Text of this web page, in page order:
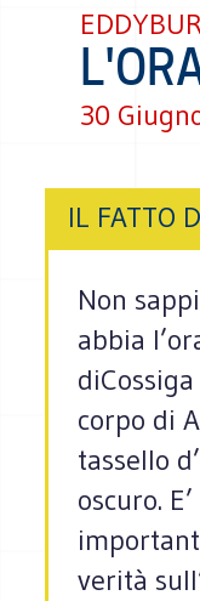
30
IL FATTO
Non
abbia
corpo di
tassello
oscuro. E’
verità